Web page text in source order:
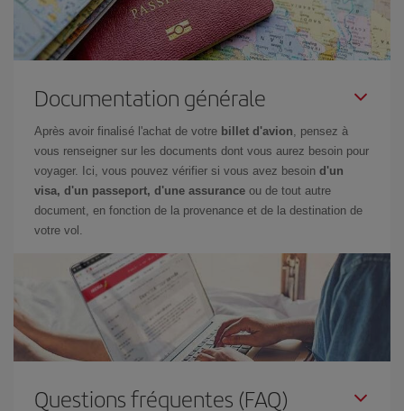
Documentation générale
Après avoir finalisé l'achat de votre billet d'avion, pensez à
vous renseigner sur les documents dont vous aurez besoin pour
voyager. Ici, vous pouvez vérifier si vous avez besoin d'un
visa, d'un passeport, d'une assurance ou de tout autre
document, en fonction de la provenance et de la destination de
votre vol.
Questions fréquentes (FAQ)